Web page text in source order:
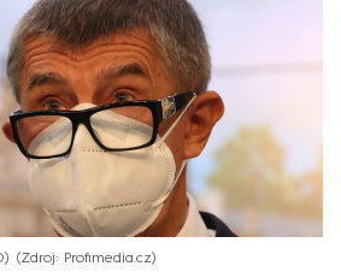
Zdroj: Profimedia.cz